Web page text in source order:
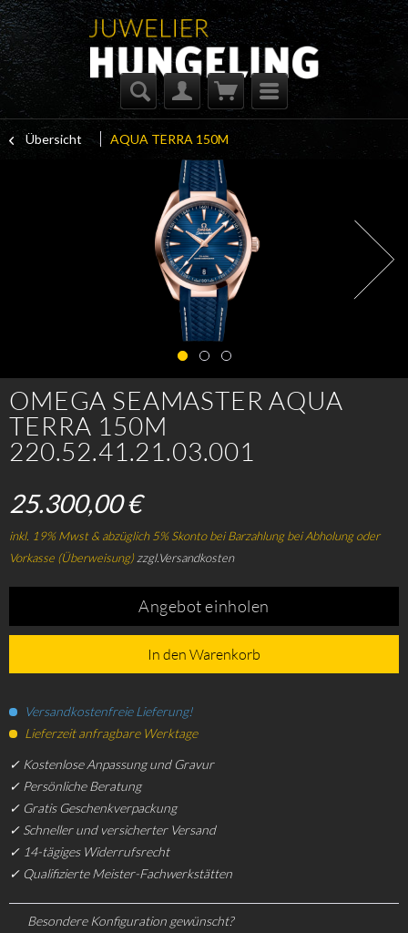
Übersicht AQUA TERRA 150M
OMEGA SEAMASTER AQUA
TERRA 150M
220.52.41.21.03.001
25.300,00 €
inkl. 19% Mwst & abzüglich 5% Skonto bei Barzahlung bei Abholung oder
Vorkasse (Überweisung)zzgl.Versandkosten
Angebot einholen
In den Warenkorb
Versandkostenfreie Lieferung!
Lieferzeit anfragbare Werktage
✓ Kostenlose Anpassung und Gravur
✓ Persönliche Beratung
✓ Gratis Geschenkverpackung
✓ Schneller und versicherter Versand
✓ 14-tägiges Widerrufsrecht
✓ Qualifizierte Meister-Fachwerkstätten
Besondere Konfiguration gewünscht?